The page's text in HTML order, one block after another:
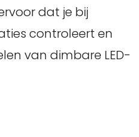
dat je bij
controleert en
van dimbare LED-